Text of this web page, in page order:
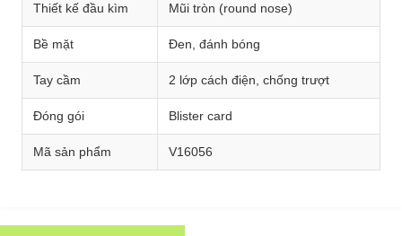
Thiết kế đầu kìm Mũi tròn (round nose)
Bề mặt Đen, đánh bóng
Tay cầm 2 lớp cách điện, chống trượt
Đóng gói Blister card
Mã sản phẩm V16056